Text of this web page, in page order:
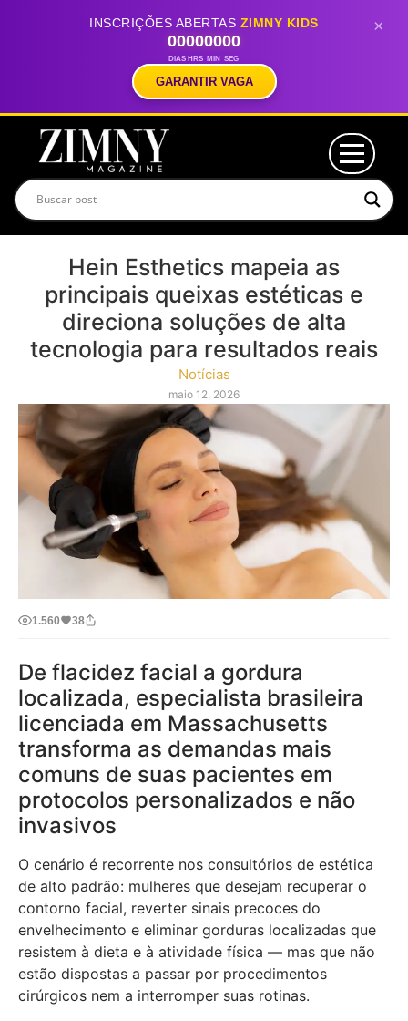
INSCRIÇÕES ABERTAS ZIMNY KIDS
00
DIAS
00
HRS
00
MIN
00
SEG
GARANTIR VAGA
×
Hein Esthetics mapeia as
principais queixas estéticas e
direciona soluções de alta
tecnologia para resultados reais
Notícias
maio 12, 2026
1.560 38
De flacidez facial a gordura
localizada, especialista brasileira
licenciada em Massachusetts
transforma as demandas mais
comuns de suas pacientes em
protocolos personalizados e não
invasivos
O cenário é recorrente nos consultórios de estética
de alto padrão: mulheres que desejam recuperar o
contorno facial, reverter sinais precoces do
envelhecimento e eliminar gorduras localizadas que
resistem à dieta e à atividade física — mas que não
estão dispostas a passar por procedimentos
cirúrgicos nem a interromper suas rotinas.